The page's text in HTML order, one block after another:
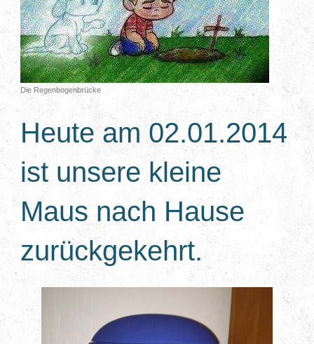
Die Regenbogenbrücke
Heute am 02.01.2014
ist unsere kleine
Maus nach Hause
zurückgekehrt.